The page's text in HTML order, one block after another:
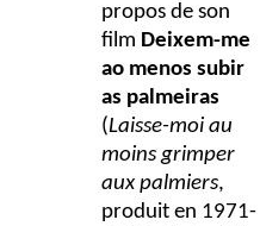
propos de son
film Deixem-me
ao menos subir
as palmeiras
(Laisse-moi au
moins grimper
aux palmiers,
produit en 1971-